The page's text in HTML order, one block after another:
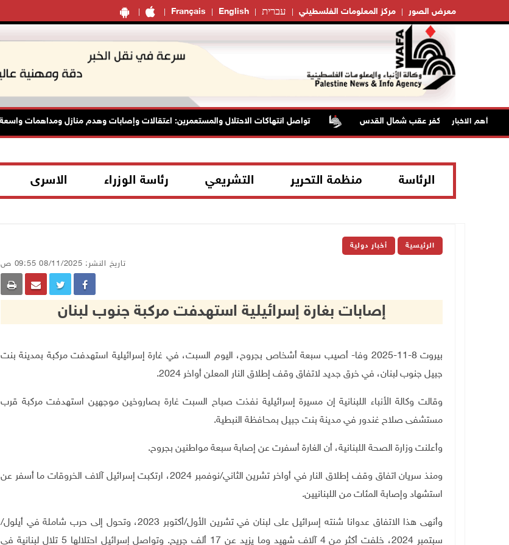
Français English עברית مركز المعلومات الفلسطيني معرض الصور
أهم الاخبار تواصل انتهاكات الاحتلال والمستعمرين: اعتقالات وإصابات وهدم منازل ومداهمات واسعة
الرئاسة منظمة التحرير التشريعي رئاسة الوزراء الاسرى
الرئيسية أخبار دولية
تاريخ النشر: 08/11/2025 09:55 ص
إصابات بغارة إسرائيلية استهدفت مركبة جنوب لبنان
بيروت 8-11-2025 وفا- أصيب سبعة أشخاص بجروح، اليوم السبت، في غارة إسرائيلية استهدفت مركبة بمدينة بنت
جبيل جنوب لبنان، في خرق جديد لاتفاق وقف إطلاق النار المعلن أواخر 2024
.
وقالت وكالة الأنباء اللبنانية إن مسيرة إسرائيلية نفذت صباح السبت غارة بصاروخين موجهين استهدفت مركبة قرب
مستشفى صلاح غندور في مدينة بنت جبيل بمحافظة النبطية.
وأعلنت وزارة الصحة اللبنانية، أن الغارة أسفرت عن إصابة سبعة مواطنين بجروح.
ومنذ سريان اتفاق وقف إطلاق النار في أواخر تشرين الثاني/
نوفمبر 2024، ارتكبت إسرائيل آلاف الخروقات ما أسفر عن
استشهاد وإصابة المئات من اللبنانيين.
وأنهى هذا الاتفاق عدوانا شنته إسرائيل على لبنان في تشرين الأول/أكتوبر 2023، وتحول إلى حرب شاملة في أيلول
/
سبتمبر 2024، خلفت أكثر من 4 آلاف شهيد وما يزيد عن 17 ألف جريح
.
وتواصل إسرائيل احتلالها 5 تلال لبنانية في